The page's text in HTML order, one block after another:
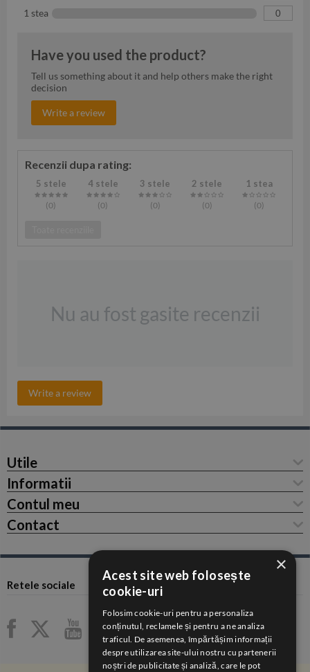
1 stea 0
Have you used the product?
Tell us something about it and help others make the right
decision
Write a review
Recenzii dupa rating:
5 stele
(0)
4 stele
(0)
3 stele
(0)
2 stele
(0)
1 stea
(0)
Nu au fost gasite recenzii
Write a review
Utile
Informatii
Contul meu
Contact
Retele sociale
×
Acest site web folosește
cookie-uri
Folosim cookie-uri pentru a personaliza
conținutul, reclamele și pentru a ne analiza
traficul. De asemenea, împărtășim informații
despre utilizarea site-ului nostru cu partenerii
noștri de publicitate și analiză, care le pot